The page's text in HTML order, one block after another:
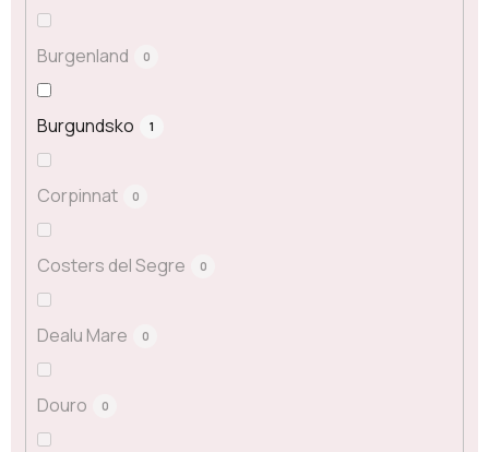
Burgenland 0
Burgundsko 1
Corpinnat 0
Costers del Segre 0
Dealu Mare 0
Douro 0